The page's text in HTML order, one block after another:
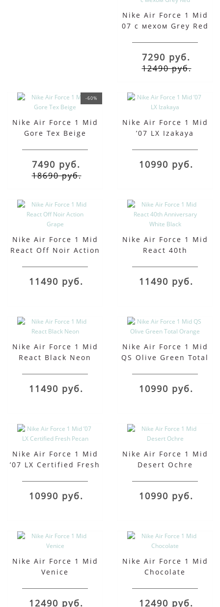
Nike Air Force 1 Mid
07 с мехом Grey Red
7290 руб.
12490 руб.
-60%
Nike Air Force 1 Mid
Gore Tex Beige
7490 руб.
18690 руб.
Nike Air Force 1 Mid
’07 LX Izakaya
10990 руб.
Nike Air Force 1 Mid
React Off Noir Action
11490 руб.
Nike Air Force 1 Mid
React 40th
11490 руб.
Nike Air Force 1 Mid
React Black Neon
11490 руб.
Nike Air Force 1 Mid
QS Olive Green Total
10990 руб.
Nike Air Force 1 Mid
’07 LX Certified Fresh
10990 руб.
Nike Air Force 1 Mid
Desert Ochre
10990 руб.
Nike Air Force 1 Mid
Venice
12490 руб.
Nike Air Force 1 Mid
Chocolate
12490 руб.